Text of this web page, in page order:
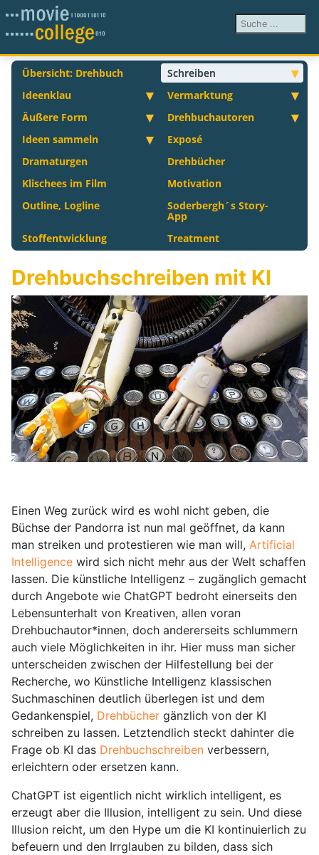
Suchen ...
Übersicht: Drehbuch
Schreiben
Ideenklau
Vermarktung
Äußere Form
Drehbuchautoren
Ideen sammeln
Exposé
Dramaturgen
Drehbücher
Klischees im Film
Motivation
Outline, Logline
Soderbergh´s Story-
App
Stoffentwicklung
Treatment
Drehbuchschreiben mit KI
Einen Weg zurück wird es wohl nicht geben, die
Büchse der Pandorra ist nun mal geöffnet, da kann
man streiken und protestieren wie man will, Artificial
Intelligence wird sich nicht mehr aus der Welt schaffen
lassen. Die künstliche Intelligenz – zugänglich gemacht
durch Angebote wie ChatGPT bedroht einerseits den
Lebensunterhalt von Kreativen, allen voran
Drehbuchautor*innen, doch andererseits schlummern
auch viele Möglichkeiten in ihr. Hier muss man sicher
unterscheiden zwischen der Hilfestellung bei der
Recherche, wo Künstliche Intelligenz klassischen
Suchmaschinen deutlich überlegen ist und dem
Gedankenspiel, Drehbücher gänzlich von der KI
schreiben zu lassen. Letztendlich steckt dahinter die
Frage ob KI das Drehbuchschreiben verbessern,
erleichtern oder ersetzen kann.
ChatGPT ist eigentlich nicht wirklich intelligent, es
erzeugt aber die Illusion, intelligent zu sein. Und diese
Illusion reicht, um den Hype um die KI kontinuierlich zu
befeuern und den Irrglauben zu bilden, dass sich